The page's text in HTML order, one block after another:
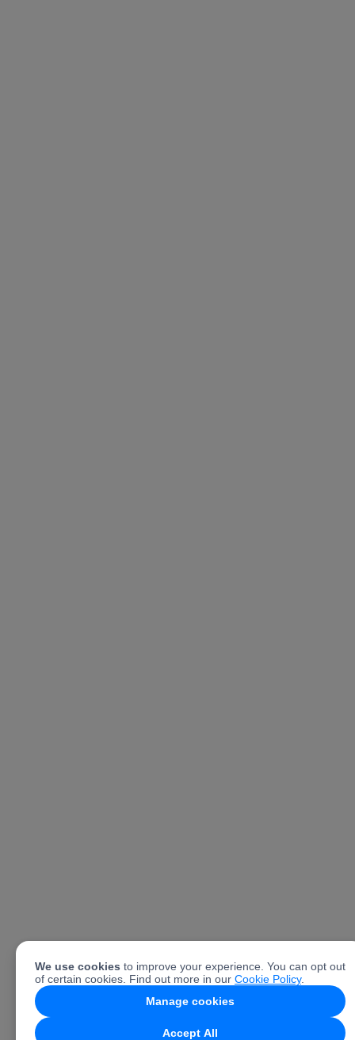
We use cookies to improve your experience. You can opt out
of certain cookies. Find out more in our Cookie Policy.
Manage cookies
Accept All